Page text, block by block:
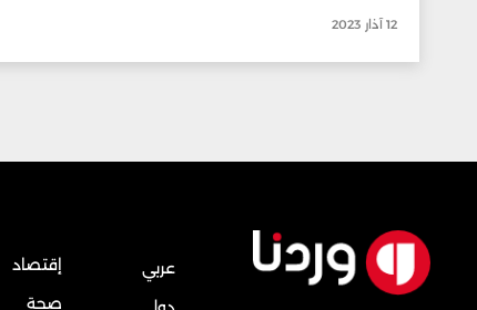
12 آذار 2023
عربي
إقتصاد
صحة